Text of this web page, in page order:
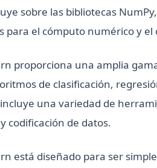
sobre las bibliotecas
para el cómputo numérico y
proporciona una amplia
de clasificación,
una variedad de
codificación de datos.
está diseñado para ser